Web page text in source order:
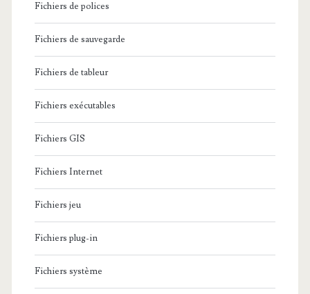
Fichiers de polices
Fichiers de sauvegarde
Fichiers de tableur
Fichiers exécutables
Fichiers GIS
Fichiers Internet
Fichiers jeu
Fichiers plug-in
Fichiers système